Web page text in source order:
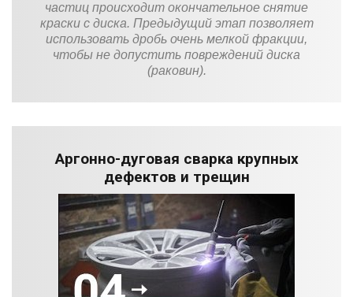
частиц происходит окончательное снятие
краски с диска. Предыдущий этап позволяет
использовать дробь очень мелкой фракции,
чтобы не допустить повреждений диска
(раковин).
Аргонно-дуговая сварка крупных
дефектов и трещин